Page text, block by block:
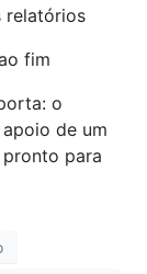
relatórios
fim
o
de um
para